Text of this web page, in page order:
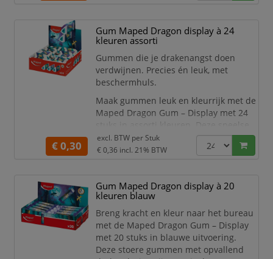
verkoopdisplay met 15
verschillende loepen.
Afmetingen: ca. 11.8x4.7x1.4 cm.
Gum Maped Dragon display à 24
kleuren assorti
Gummen die je drakenangst doen
verdwijnen. Precies én leuk, met
beschermhuls.
Maak gummen leuk en kleurrijk met de
Maped Dragon Gum – Display met 24
stuks in assorti kleuren. Deze speelse
gummen in stoer drakenthema zijn een
echte blikvanger op school, thuis of in
De Maped Dragon gummen
uitstekende gumkwaliteit. Ze
verwijderen potloodstrepen schoon en
eff
€ 0,30
excl. BTW per Stuk
€ 0,36 incl. 21% BTW
Gum Maped Dragon display à 20
kleuren blauw
Breng kracht en kleur naar het bureau
met de Maped Dragon Gum – Display
met 20 stuks in blauwe uitvoering.
Deze stoere gummen met opvallend